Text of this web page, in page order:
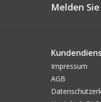
Melden
Impressum
AGB